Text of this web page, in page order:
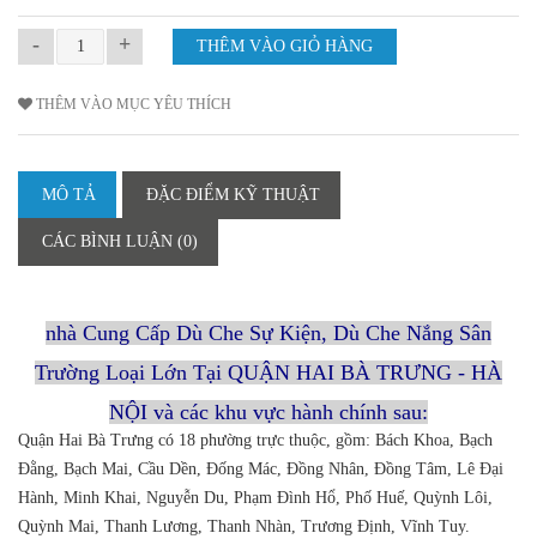
- +
THÊM VÀO MỤC YÊU THÍCH
MÔ TẢ ĐẶC ĐIỂM KỸ THUẬT
CÁC BÌNH LUẬN (0)
nhà Cung Cấp Dù Che Sự Kiện, Dù Che Nắng Sân
Trường Loại Lớn Tại QUẬN HAI BÀ TRƯNG - HÀ
NỘI và các khu vực hành chính sau:
Quận Hai Bà Trưng có 18 phường trực thuộc, gồm: Bách Khoa, Bạch
Đằng, Bạch Mai, Cầu Dền, Đống Mác, Đồng Nhân, Đồng Tâm, Lê Đại
Hành, Minh Khai, Nguyễn Du, Phạm Đình Hổ, Phố Huế, Quỳnh Lôi,
Quỳnh Mai, Thanh Lương, Thanh Nhàn, Trương Định, Vĩnh Tuy.